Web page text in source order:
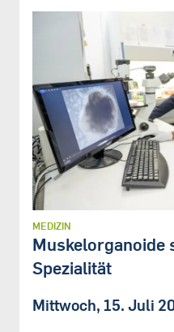
MEDIZIN
Muskelorganoide
Spezialität
Mittwoch, 15. Juli